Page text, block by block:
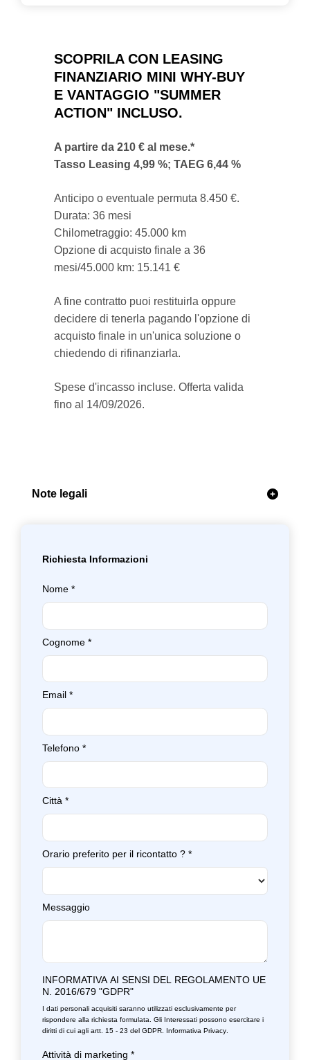
SCOPRILA CON LEASING
FINANZIARIO MINI WHY-BUY
E VANTAGGIO "SUMMER
ACTION" INCLUSO.
A partire da 210 € al mese.*
Tasso Leasing 4,99 %; TAEG 6,44 %
Anticipo o eventuale permuta 8.450 €.
Durata: 36 mesi
Chilometraggio: 45.000 km
Opzione di acquisto finale a 36
mesi/45.000 km: 15.141 €
A fine contratto puoi restituirla oppure
decidere di tenerla pagando l'opzione di
acquisto finale in un'unica soluzione o
chiedendo di rifinanziarla.
Spese d'incasso incluse. Offerta valida
fino al 14/09/2026.
Note legali
Richiesta Informazioni
Nome *
Cognome *
Email *
Telefono *
Città *
Orario preferito per il ricontatto ? *
Messaggio
INFORMATIVA AI SENSI DEL REGOLAMENTO UE
N. 2016/679 "GDPR"
I dati personali acquisiti saranno utilizzati esclusivamente per
rispondere alla richiesta formulata. Gli Interessati possono esercitare i
diritti di cui agli artt. 15 - 23 del GDPR. Informativa Privacy
Attività di marketing *